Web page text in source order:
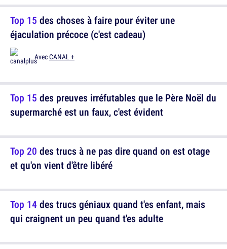
Top 15 des preuves irréfutables que le Père Noël du
supermarché est un faux, c'est évident
Top 14des trucs géniaux quand t'es enfant, mais
qui craignent un peu quand t'es adulte
Top 15 des choses à faire pour éviter une
éjaculation précoce (c'est cadeau)
AvecCANAL +
Top 20 des trucs à ne pas dire quand on est otage
et qu'on vient d'être libéré